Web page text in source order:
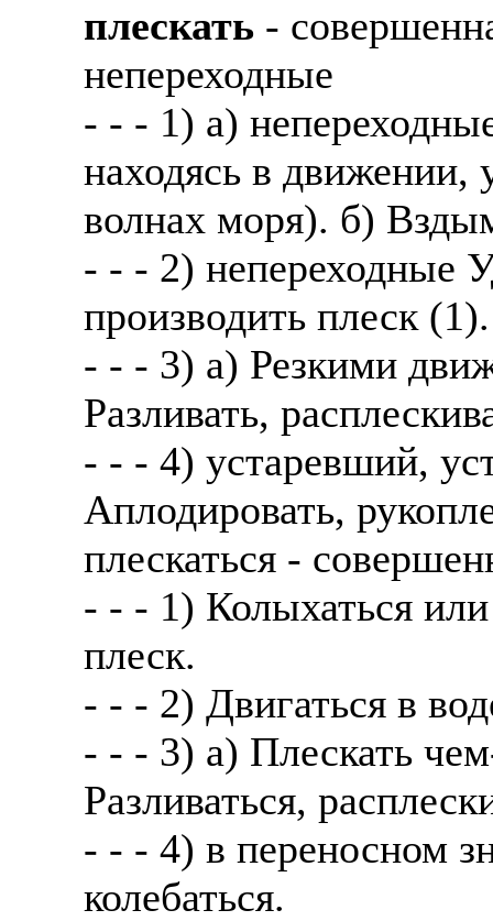
плескать -
непереходные
- - - 1) а)
находясь в движении,
волнах моря). б)
- - - 2) непереходные
производить плеск (1).
- - - 3) а) Резкими
Разливать,
- - - 4) устаревший,
Аплодировать,
плескаться -
- - - 1) Колыхаться
плеск.
- - - 2) Двигаться в
- - - 3) а) Плескать
Разливаться,
- - - 4) в переносном
колебаться.